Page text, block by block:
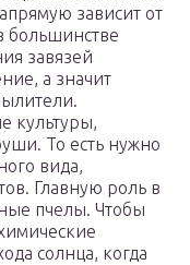
зависит от
большинстве
завязей
а значит
культуры,
То есть нужно
вида,
Главную роль в
пчелы. Чтобы
солнца, когда